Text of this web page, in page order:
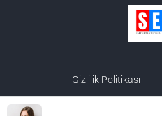
Gizlilik Politikası